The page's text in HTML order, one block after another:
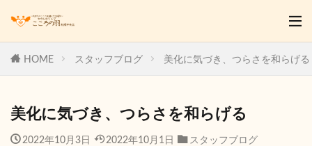
HOME スタッフブログ 美化に気づき、つらさを和らげる
美化に気づき、つらさを和らげる
2022年10月3日 2022年10月1日
スタッフブログ